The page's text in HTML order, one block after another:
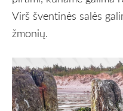
Virš šventinės salės
žmonių.